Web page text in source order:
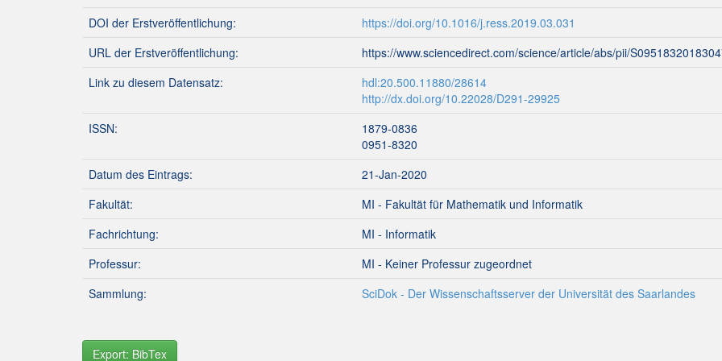
DOI der Erstveröffentlichung:
https://doi.org/10.1016/j.ress.2019.03.031
URL der Erstveröffentlichung:
https://www.sciencedirect.com/science/article/abs/pii/
Link zu diesem Datensatz:
hdl:20.500.11880/28614
http://dx.doi.org/10.22028/D291-29925
ISSN:
1879-0836
0951-8320
Datum des Eintrags:
21-Jan-2020
Fakultät:
MI - Fakultät für Mathematik und Informatik
Fachrichtung:
MI - Informatik
Professur:
MI - Keiner Professur zugeordnet
Sammlung:
SciDok - Der Wissenschaftsserver der Universität des Saarlandes
Export: BibTex